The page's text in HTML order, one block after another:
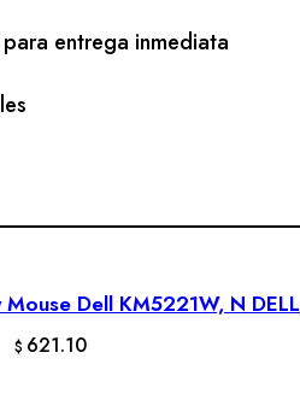
entrega inmediata
AL CARRITO
Dell KM5221W, N DELL
$ 621.10